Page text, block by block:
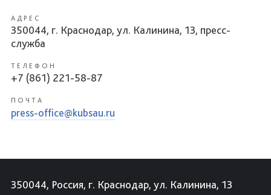
АДРЕС
350044, г. Краснодар, ул. Калинина, 13, пресс-
служба
ТЕЛЕФОН
+7 (861) 221-58-87
ПОЧТА
press-office@kubsau.ru
350044, Россия, г. Краснодар, ул. Калинина, 13